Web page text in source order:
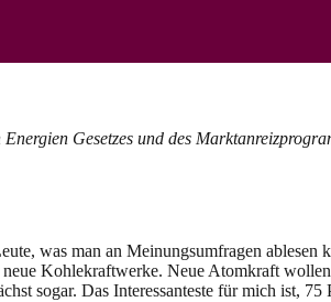
Gesetzes und des
was man an Meinungsumfragen ablesen
Kohlekraftwerke. Neue Atomkraft
sogar. Das Interessanteste für mich ist, 75